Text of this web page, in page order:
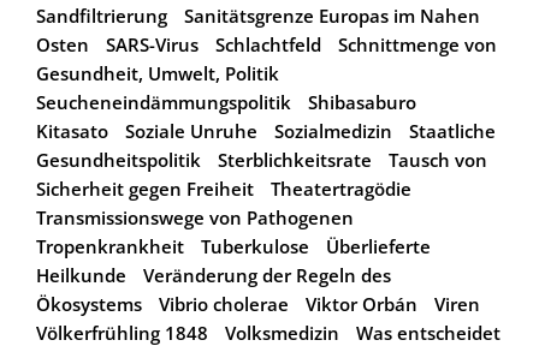
Sandfiltrierung
Sanitätsgrenze Europas im Nahen
Osten
SARS-Virus Schlachtfeld
Schnittmenge von
Gesundheit, Umwelt, Politik
Seucheneindämmungspolitik
Shibasaburo
Kitasato
Soziale Unruhe Sozialmedizin
Staatliche
Gesundheitspolitik
Sterblichkeitsrate
Tausch von
Sicherheit gegen Freiheit
Theatertragödie
Transmissionswege von Pathogenen
Tropenkrankheit
Tuberkulose
Überlieferte
Heilkunde
Veränderung der Regeln des
Ökosystems
Vibrio cholerae Viktor Orbán
Viren
Völkerfrühling 1848
Volksmedizin
Was entscheidet